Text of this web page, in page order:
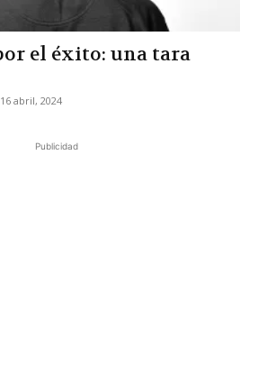
el éxito: una tara
16 abril, 2024
Publicidad